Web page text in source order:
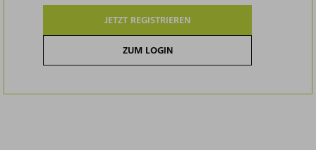
JETZT REGISTRIEREN
ZUM LOGIN